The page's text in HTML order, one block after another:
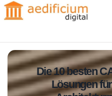
Die 10 besten
Lösungen